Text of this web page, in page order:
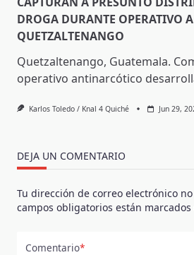
DROGA DURANTE OPERATIVO
QUETZALTENANGO
Quetzaltenango, Guatemala.
operativo antinarcótico
Karlos Toledo / Knal 4 Quiché Jun 29,
DEJA UN COMENTARIO
Tu dirección de correo electrónico
campos obligatorios están marcados
Comentario*